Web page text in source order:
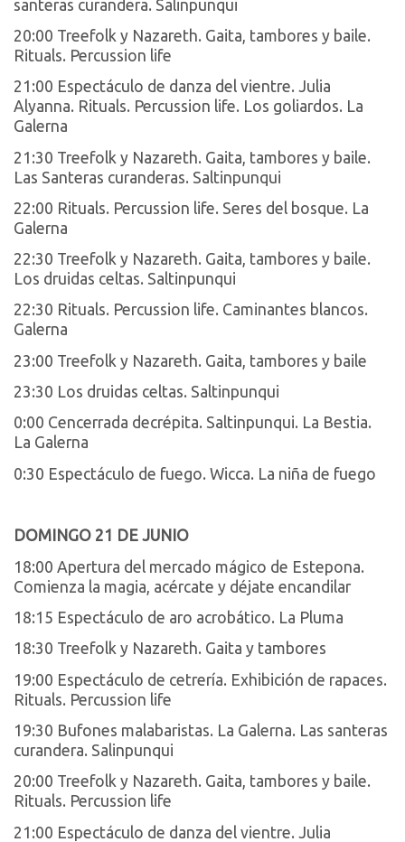
santeras curandera. Salinpunqui
20:00 Treefolk y Nazareth. Gaita, tambores y baile.
Rituals. Percussion life
21:00 Espectáculo de danza del vientre. Julia
Alyanna. Rituals. Percussion life. Los goliardos. La
Galerna
21:30 Treefolk y Nazareth. Gaita, tambores y baile.
Las Santeras curanderas. Saltinpunqui
22:00 Rituals. Percussion life. Seres del bosque. La
Galerna
22:30 Treefolk y Nazareth. Gaita, tambores y baile.
Los druidas celtas. Saltinpunqui
22:30 Rituals. Percussion life. Caminantes blancos.
Galerna
23:00 Treefolk y Nazareth. Gaita, tambores y baile
23:30 Los druidas celtas. Saltinpunqui
0:00 Cencerrada decrépita. Saltinpunqui. La Bestia.
La Galerna
0:30 Espectáculo de fuego. Wicca. La niña de fuego
DOMINGO 21 DE JUNIO
18:00 Apertura del mercado mágico de Estepona.
Comienza la magia, acércate y déjate encandilar
18:15 Espectáculo de aro acrobático. La Pluma
18:30 Treefolk y Nazareth. Gaita y tambores
19:00 Espectáculo de cetrería. Exhibición de rapaces.
Rituals. Percussion life
19:30 Bufones malabaristas. La Galerna. Las santeras
curandera. Salinpunqui
20:00 Treefolk y Nazareth. Gaita, tambores y baile.
Rituals. Percussion life
21:00 Espectáculo de danza del vientre. Julia